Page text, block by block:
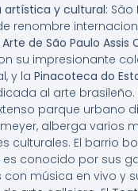
artística y cultural: São
renombre
de São Paulo Assis
su impresionante
y la Pinacoteca do
al arte brasileño.
parque urbano
alberga varios
culturales. El barrio
es conocido por sus
con música en vivo y